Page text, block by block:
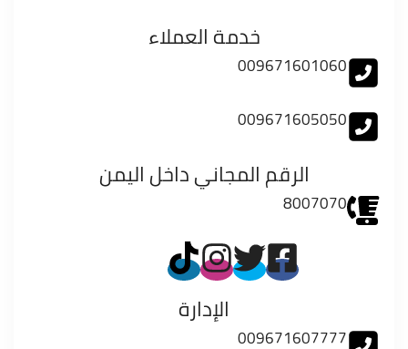
خدمة العملاء
009671601060
009671605050
الرقم المجاني داخل اليمن
8007070
الإدارة
009671607777